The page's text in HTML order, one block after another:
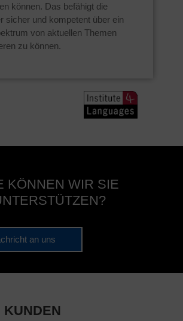
können. Das befähigt die
sicher und kompetent über ein
von aktuellen Themen
zu können.
KÖNNEN WIR SIE
an uns
KUNDEN